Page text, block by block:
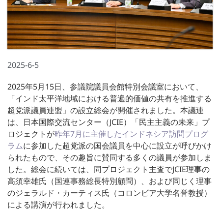
2025-6-5
2025年5月15日、参議院議員会館特別会議室において、
「インド太平洋地域における普遍的価値の共有を推進する
超党派議員連盟」の設立総会が開催されました。本議連
は、日本国際交流センター（JCIE）「民主主義の未来」プ
ロジェクトが昨年7月に主催したインドネシア訪問プログ
ラムに参加した超党派の国会議員を中心に設立が呼びかけ
られたもので、その趣旨に賛同する多くの議員が参加しま
した。総会に続いては、同プロジェクト主査でJCIE理事の
高須幸雄氏（国連事務総長特別顧問）、および同じく理事
のジェラルド・カーティス氏（コロンビア大学名誉教授）
による講演が行われました。